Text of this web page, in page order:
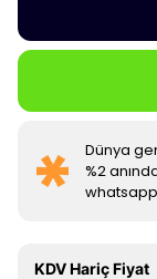
Dünya
%2
KDV Hariç Fiyat